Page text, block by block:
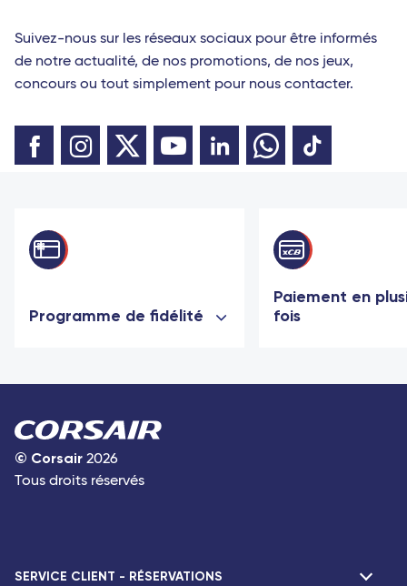
Suivez-nous sur les réseaux sociaux pour être informés
de notre actualité, de nos promotions, de nos jeux,
concours ou tout simplement pour nous contacter.
Programme de fidélité
Paiement en
fois
© Corsair 2026
Tous droits réservés
SERVICE CLIENT - RÉSERVATIONS